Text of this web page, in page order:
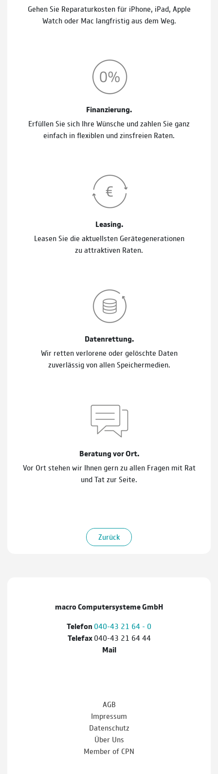
Gehen Sie Reparaturkosten für iPhone, iPad, Apple
Watch oder Mac langfristig aus dem Weg.
Finanzierung.
Erfüllen Sie sich Ihre Wünsche und zahlen Sie ganz
einfach in flexiblen und zinsfreien Raten.
Leasing.
Leasen Sie die aktuellsten Gerätegenerationen
zu attraktiven Raten.
Datenrettung.
Wir retten verlorene oder gelöschte Daten
zuverlässig von allen Speichermedien.
Beratung vor Ort.
Vor Ort stehen wir Ihnen gern zu allen Fragen mit Rat
und Tat zur Seite.
Zurück
macro Computersysteme GmbH
Telefon 040-43 21 64 - 0
Telefax040-43 21 64 44
Mail
AGB
Impressum
Datenschutz
Über Uns
Member of CPN